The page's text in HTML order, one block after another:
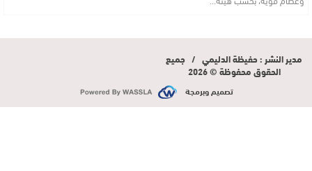
مدير النشر : حفيظة الدليمي / جميع
الحقوق محفوظة © 2026
تصميم وبرمجة